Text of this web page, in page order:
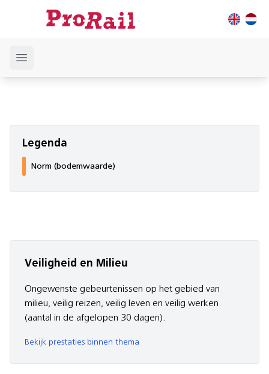
Open main menu
Legenda
Norm (bodemwaarde)
Veiligheid en Milieu
Ongewenste gebeurtenissen op het gebied van
milieu, veilig reizen, veilig leven en veilig werken
(aantal in de afgelopen 30 dagen).
Bekijk prestaties binnen thema